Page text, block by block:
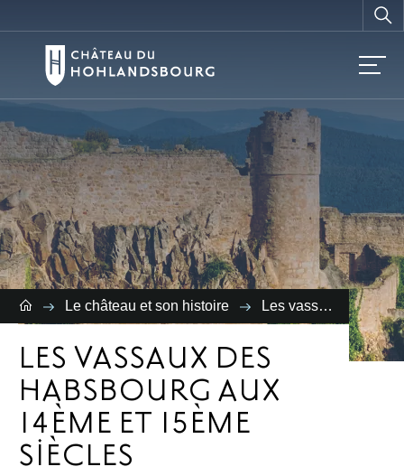
Vousrecherchez ?
Le château et son histoire Les vassaux des Habsbourg aux 14ème et 15ème siècles
LES VASSAUX DES
HABSBOURG AUX
14ÈME ET 15ÈME
SIÈCLES